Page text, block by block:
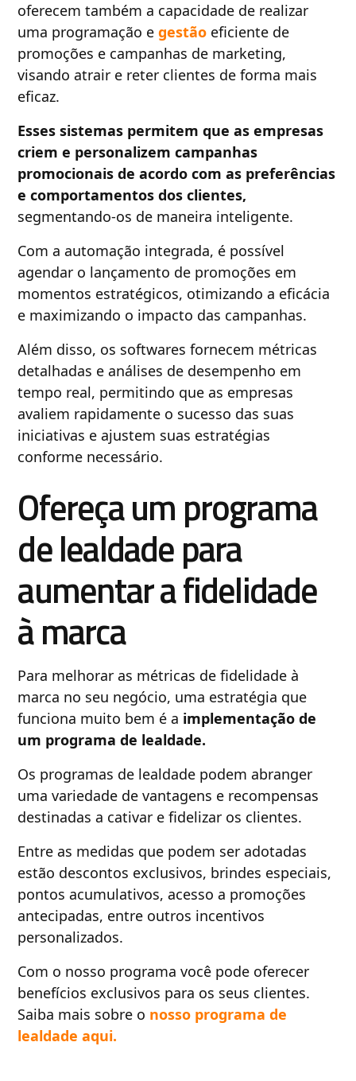
oferecem também a capacidade de realizar
uma programação egestão eficiente de
promoções e campanhas de marketing,
visando atrair e reter clientes de forma mais
eficaz.
Esses sistemas permitem que as empresas
criem e personalizem campanhas
promocionais de acordo com as preferências
e comportamentos dos clientes,
segmentando-os de maneira inteligente.
Com a automação integrada, é possível
agendar o lançamento de promoções em
momentos estratégicos, otimizando a eficácia
e maximizando o impacto das campanhas.
Além disso, os softwares fornecem métricas
detalhadas e análises de desempenho em
tempo real, permitindo que as empresas
avaliem rapidamente o sucesso das suas
iniciativas e ajustem suas estratégias
conforme necessário.
Ofereça um programa
de lealdade para
aumentar a fidelidade
à marca
Para melhorar as métricas de fidelidade à
marca no seu negócio, uma estratégia que
funciona muito bem é a implementação de
um programa de lealdade.
Os programas de lealdade podem abranger
uma variedade de vantagens e recompensas
destinadas a cativar e fidelizar os clientes.
Entre as medidas que podem ser adotadas
estão descontos exclusivos, brindes especiais,
pontos acumulativos, acesso a promoções
antecipadas, entre outros incentivos
personalizados.
Com o nosso programa você pode oferecer
benefícios exclusivos para os seus clientes.
Saiba mais sobre o nosso programa de
lealdade aqui.